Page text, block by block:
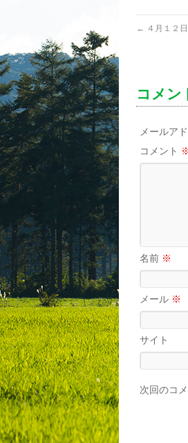
← ４月１２
コメン
メールア
コメント
名前 ※
メール ※
サイト
次回のコ